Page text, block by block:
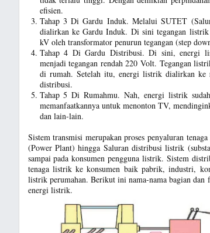
efisien.
Tahap 3 Di Gardu Induk. Melalui SUTET
dialirkan ke Gardu Induk. Di sini tegangan listrik
kV oleh transformator penurun tegangan (step
Tahap 4 Di Gardu Distribusi. Di sini, energi
menjadi tegangan rendah 220 Volt. Tegangan
di rumah. Setelah itu, energi listrik dialirkan ke
distribusi.
Tahap 5 Di Rumahmu. Nah, energi listrik
memanfaatkannya untuk menonton TV,
dan lain-lain.
Sistem transmisi merupakan proses penyaluran
(Power Plant) hingga Saluran distribusi listrik
sampai pada konsumen pengguna listrik. Sistem
tenaga listrik ke konsumen baik pabrik, industri,
listrik perumahan. Berikut ini nama-nama bagian
energi listrik.